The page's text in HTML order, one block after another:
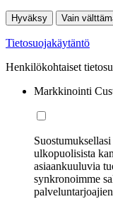
Hyväksy Vain
Tietosuojakäytäntö
Henkilökohtaiset
Markkinointi
ulkopuolisista
asiaankuuluvia
synkronoimme